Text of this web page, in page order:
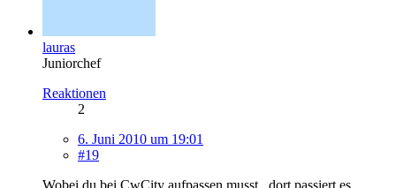
lauras
Juniorchef
Reaktionen
2
6. Juni 2010 um 19:01
#19
Wobei du bei CwCity aufpassen musst.. dort passiert es